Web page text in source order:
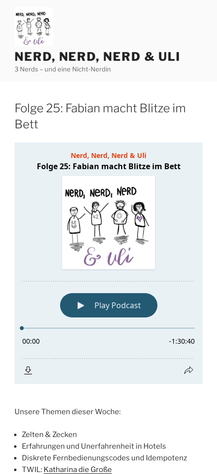
Inhalt
springen
NERD, NERD, NERD & ULI
3 Nerds – und eine Nicht-Nerdin
Folge 25: Fabian macht Blitze im
Bett
Unsere Themen dieser Woche:
Zelten & Zecken
Erfahrungen und Unerfahrenheit in Hotels
Diskrete Fernbedienungscodes und Idempotenz
TWIL: Katharina die Große